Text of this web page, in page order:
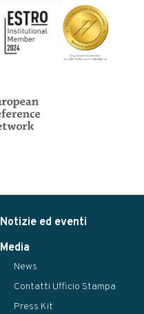
Notizie ed eventi
Media
News
Contatti Ufficio Stampa
Press Kit